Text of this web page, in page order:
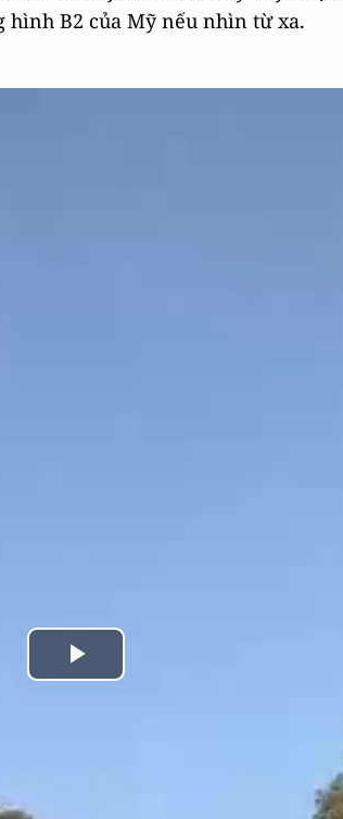
hình B2 của Mỹ nếu nhìn từ xa.
Play